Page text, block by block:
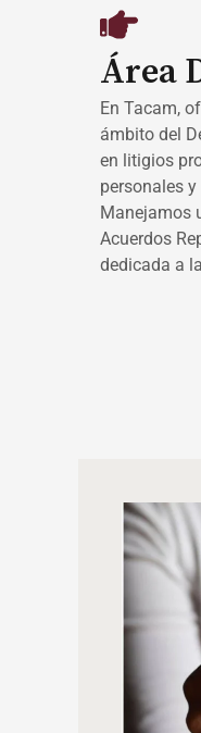
Área
En Tacam,
ámbito del
en litigios
personales
Manejamos
Acuerdos
dedicada a